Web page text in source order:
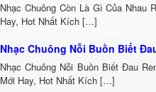
Nhạc Chuông Còn Là Gì Của Nhau
Hay, Hot Nhất Kích […]
Nhạc Chuông Nỗi Buồn Biết
Nhạc Chuông Nỗi Buồn Biết Đau
Mới Hay, Hot Nhất Kích […]